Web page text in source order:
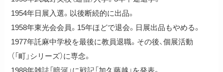
1954年日展入選。以後断続的に出品。
1958年東光会会員。15年ほどで退会。日展出品もやめる。
1977年託麻中学校を最後に教員退職。その後、個展活動
（「町」シリーズ）に専念。
1988年雑誌「暗河」に戦記「加久藤越」を発表。